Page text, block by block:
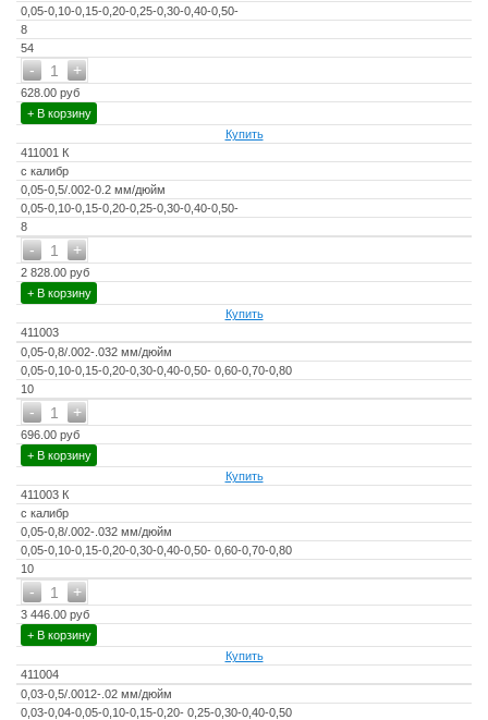
0,05-0,10-0,15-0,20-0,25-0,30-0,40-0,50-
8
54
+
- 1
628.00 руб
+ В корзину
Купить
411001 К
с калибр
0,05-0,5/.002-0.2 мм/дюйм
0,05-0,10-0,15-0,20-0,25-0,30-0,40-0,50-
8
+
- 1
2 828.00 руб
+ В корзину
Купить
411003
0,05-0,8/.002-.032 мм/дюйм
0,05-0,10-0,15-0,20-0,30-0,40-0,50- 0,60-0,70-0,80
10
+
- 1
696.00 руб
+ В корзину
Купить
411003 К
с калибр
0,05-0,8/.002-.032 мм/дюйм
0,05-0,10-0,15-0,20-0,30-0,40-0,50- 0,60-0,70-0,80
10
+
- 1
3 446.00 руб
+ В корзину
Купить
411004
0,03-0,5/.0012-.02 мм/дюйм
0,03-0,04-0,05-0,10-0,15-0,20- 0,25-0,30-0,40-0,50